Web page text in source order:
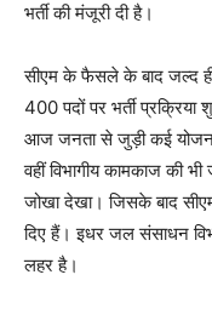
भर्ती की मंजूरी दी है।
सीएम के फैसले के बाद जल्द
400 पदों पर भर्ती
आज जनता से जुड़ी कई
वहीं विभागीय कामकाज की
जोखा देखा। जिसके बाद
दिए हैं। इधर जल संसाधन
लहर है।